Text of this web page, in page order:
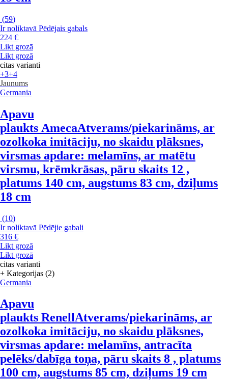
(59)
Ir noliktavā Pēdējais gabals
224 €
Likt grozā
Likt grozā
citas varianti
+3+4
Jaunums
Germania
Apavu
plaukts AmecaAtverams/piekarināms, ar
ozolkoka imitāciju, no skaidu plāksnes,
virsmas apdare: melamīns, ar matētu
virsmu, krēmkrāsas, pāru skaits 12 ,
platums 140 cm, augstums 83 cm, dziļums
18 cm
(10)
Ir noliktavā Pēdējie gabali
316 €
Likt grozā
Likt grozā
citas varianti
+ Kategorijas (2)
Germania
Apavu
plaukts RenellAtverams/piekarināms, ar
ozolkoka imitāciju, no skaidu plāksnes,
virsmas apdare: melamīns, antracīta
pelēks/dabīga toņa, pāru skaits 8 , platums
100 cm, augstums 85 cm, dziļums 19 cm